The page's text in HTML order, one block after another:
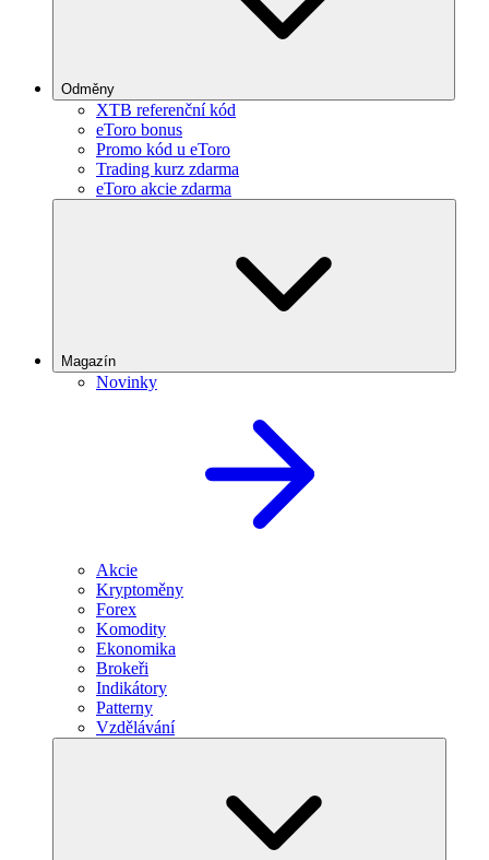
Odměny
XTB referenční kód
eToro bonus
Promo kód u eToro
Trading kurz zdarma
eToro akcie zdarma
Magazín
Novinky
Akcie
Kryptoměny
Forex
Komodity
Ekonomika
Brokeři
Indikátory
Patterny
Vzdělávání